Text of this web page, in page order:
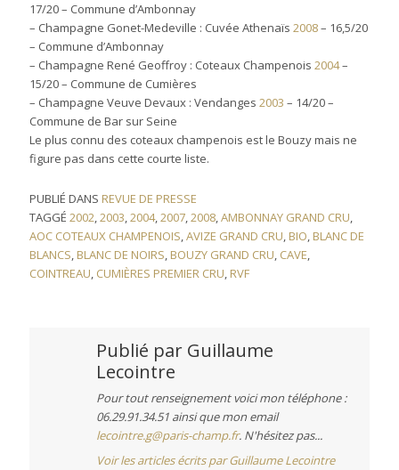
17/20 – Commune d’Ambonnay
– Champagne Gonet-Medeville : Cuvée Athenaïs2008– 16,5/20
– Commune d’Ambonnay
– Champagne René Geoffroy : Coteaux Champenois2004–
15/20 – Commune de Cumières
– Champagne Veuve Devaux : Vendanges2003 – 14/20 –
Commune de Bar sur Seine
Le plus connu des coteaux champenois est le Bouzy mais ne
figure pas dans cette courte liste.
PUBLIÉ DANS REVUE DE PRESSE
TAGGÉ2002,2003,2004,2007,2008,AMBONNAY GRAND CRU,
AOC COTEAUX CHAMPENOIS,AVIZE GRAND CRU, BIO, BLANC DE
BLANCS, BLANC DE NOIRS, BOUZY GRAND CRU, CAVE,
COINTREAU, CUMIÈRES PREMIER CRU, RVF
Publié par Guillaume
Lecointre
Pour tout renseignement voici mon téléphone :
06.29.91.34.51 ainsi que mon email
lecointre.g@paris-champ.fr. N'hésitez pas...
Voir les articles écrits par Guillaume Lecointre